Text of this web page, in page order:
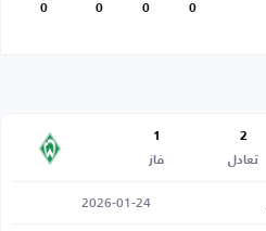
0
0
0
0
2
تعادل
1
فاز
2026-01-24